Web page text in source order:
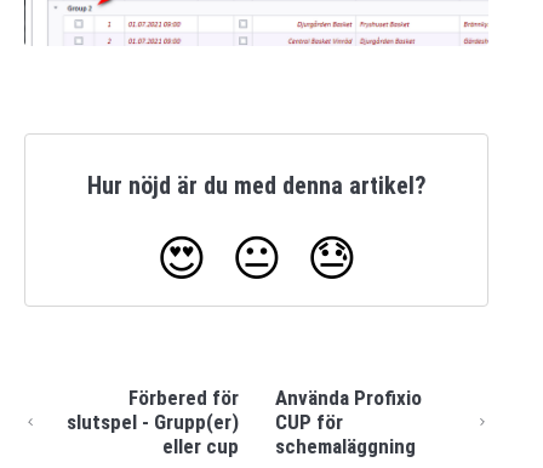
Hur nöjd är du med denna artikel?
😍 😐 😓
Förbered för
slutspel - Grupp(er)
eller cup
Använda Profixio
CUP för
schemaläggning